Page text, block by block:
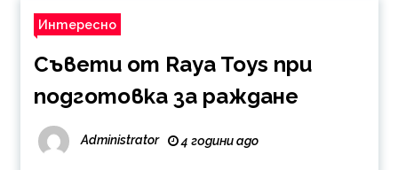
Интересно
Съвети от Raya Toys при
подготовка за раждане
Administrator 4 години ago